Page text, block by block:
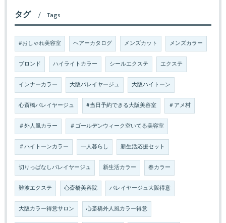
タグ Tags
#おしゃれ美容室 ヘアーカタログ メンズカット メンズカラー
ブロンド ハイライトカラー シールエクステ エクステ
インナーカラー 大阪バレイヤージュ 大阪ハイトーン
心斎橋バレイヤージュ #当日予約できる大阪美容室 ＃アメ村
＃外人風カラー ＃ゴールデンウィーク空いてる美容室
＃ハイトーンカラー 一人暮らし 新生活応援セット
切りっぱなしバレイヤージュ 新生活カラー 春カラー
難波エクステ 心斎橋美容院 バレイヤージュ大阪得意
大阪カラー得意サロン 心斎橋外人風カラー得意